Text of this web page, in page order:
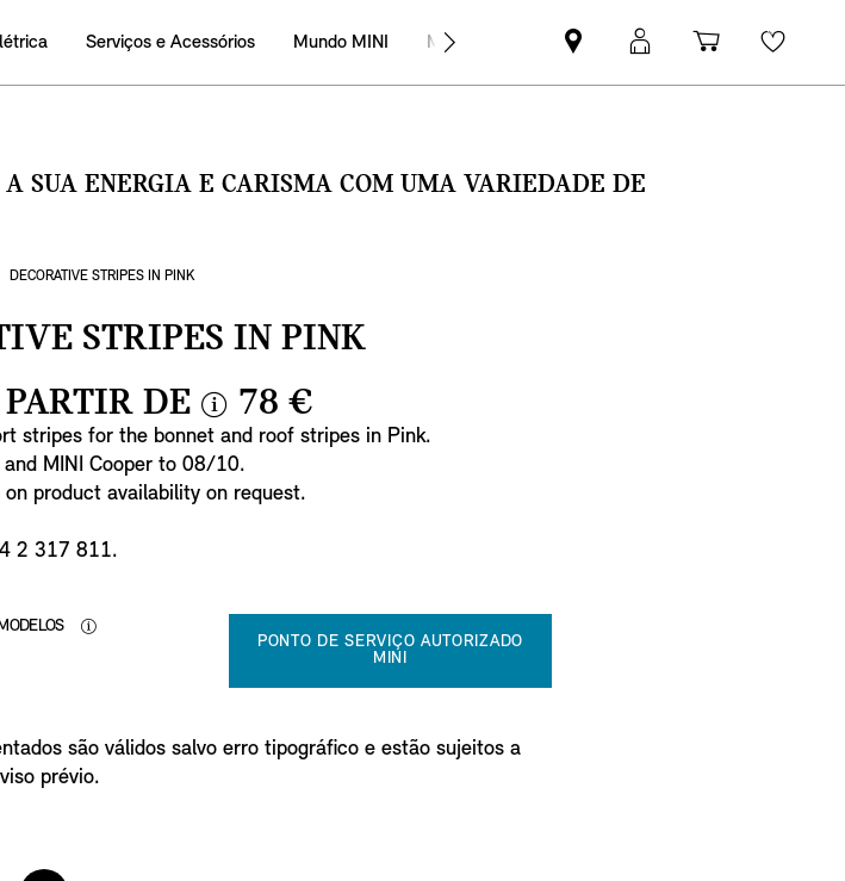
Serviços e Acessórios Mundo MINI MINI Empresas
Pesquisar
parceiro
Iniciar
sessão
Carrinho
de
SUA ENERGIA E CARISMA COM UMA VARIEDADE DE
DECORATIVE STRIPES IN PINK
STRIPES IN PINK
DE
i
n
f
78 €
stripes for the bonnet and roof stripes in Pink.
and MINI Cooper to 08/10.
product availability on request.
2 317 811.
PONTO DE SERVIÇO AUTORIZADO
MINI
são válidos salvo erro tipográfico e estão sujeitos a
prévio.